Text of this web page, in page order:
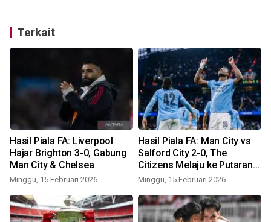
Terkait
Hasil Piala FA: Liverpool
Hajar Brighton 3-0, Gabung
Man City & Chelsea
Minggu, 15 Februari 2026
Hasil Piala FA: Man City vs
Salford City 2-0, The
Citizens Melaju ke Putaran
Lima
Minggu, 15 Februari 2026